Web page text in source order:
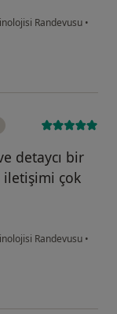
Randevusu •
detaycı bir
iletişimi çok
Randevusu •